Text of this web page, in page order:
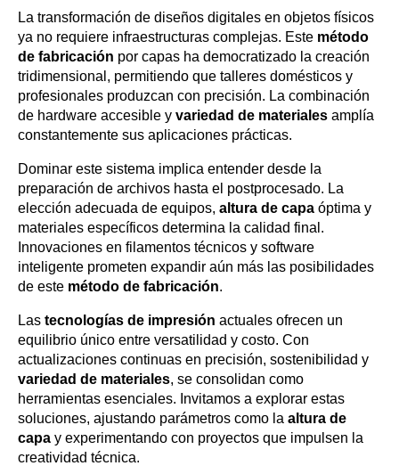
La transformación de diseños digitales en objetos físicos
ya no requiere infraestructuras complejas. Este método
de fabricación por capas ha democratizado la creación
tridimensional, permitiendo que talleres domésticos y
profesionales produzcan con precisión. La combinación
de hardware accesible y variedad de materiales amplía
constantemente sus aplicaciones prácticas.
Dominar este sistema implica entender desde la
preparación de archivos hasta el postprocesado. La
elección adecuada de equipos, altura de capa óptima y
materiales específicos determina la calidad final.
Innovaciones en filamentos técnicos y software
inteligente prometen expandir aún más las posibilidades
de este método de fabricación.
Las tecnologías de impresión actuales ofrecen un
equilibrio único entre versatilidad y costo. Con
actualizaciones continuas en precisión, sostenibilidad y
variedad de materiales, se consolidan como
herramientas esenciales. Invitamos a explorar estas
soluciones, ajustando parámetros como la altura de
capa y experimentando con proyectos que impulsen la
creatividad técnica.